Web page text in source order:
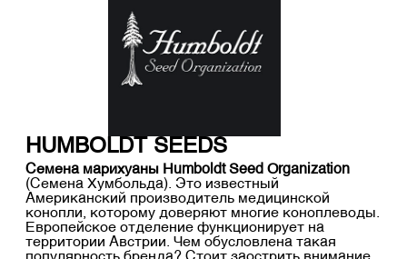
HUMBOLDT SEEDS
Семена марихуаны Humboldt Seed Organization
(Семена Хумбольда). Это известный
Американский производитель медицинской
конопли, которому доверяют многие коноплеводы.
Европейское отделение функционирует на
территории Австрии. Чем обусловлена такая